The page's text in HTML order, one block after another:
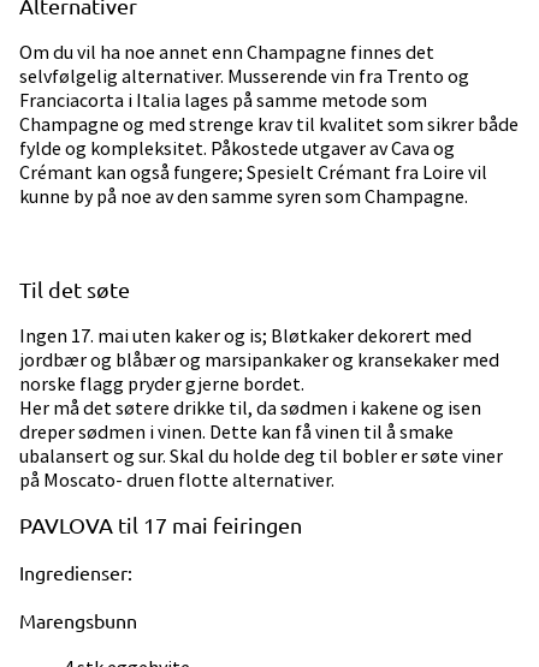
Alternativer
Om du vil ha noe annet enn Champagne finnes det
selvfølgelig alternativer. Musserende vin fra Trento og
Franciacorta i Italia lages på samme metode som
Champagne og med strenge krav til kvalitet som sikrer både
fylde og kompleksitet. Påkostede utgaver av Cava og
Crémant kan også fungere; Spesielt Crémant fra Loire vil
kunne by på noe av den samme syren som Champagne.
Til det søte
Ingen 17. mai uten kaker og is; Bløtkaker dekorert med
jordbær og blåbær og marsipankaker og kransekaker med
norske flagg pryder gjerne bordet.
Her må det søtere drikke til, da sødmen i kakene og isen
dreper sødmen i vinen. Dette kan få vinen til å smake
ubalansert og sur. Skal du holde deg til bobler er søte viner
på Moscato- druen flotte alternativer.
PAVLOVA til 17 mai feiringen
Ingredienser:
Marengsbunn